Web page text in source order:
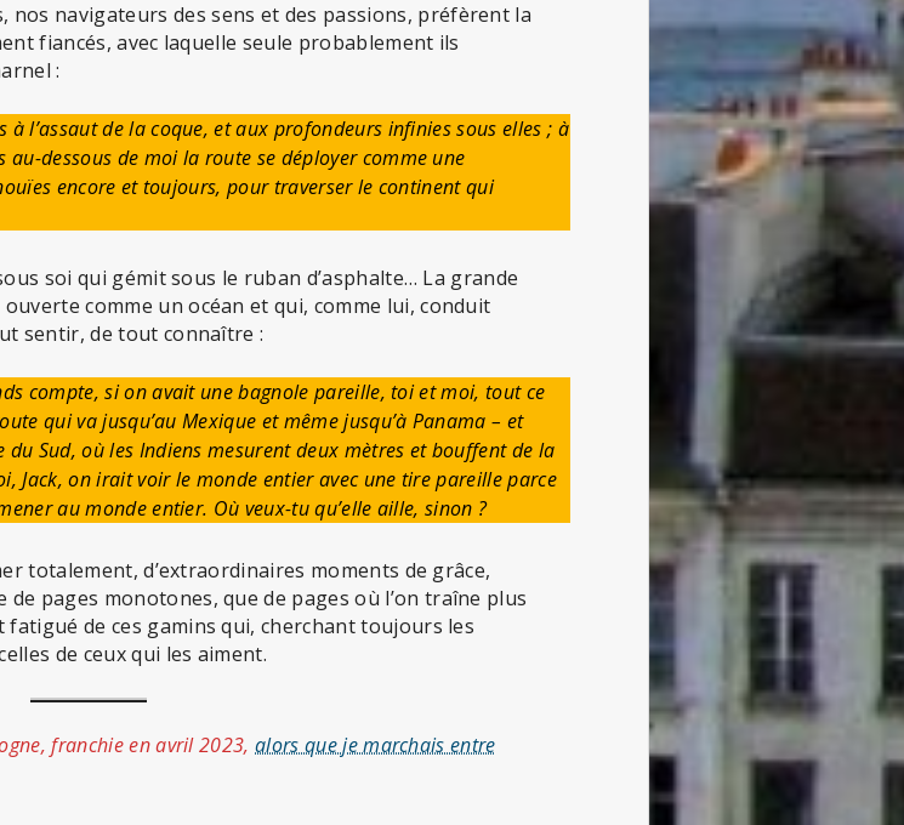
nos navigateurs des sens et des passions, préfèrent la
fiancés, avec laquelle seule probablement ils
:
à l’assaut de la coque, et aux profondeurs infinies sous elles ; à
dessous de moi la route se déployer comme une
encore et toujours, pour traverser le continent qui
soi qui gémit sous le ruban d’asphalte… La grande
comme un océan et qui, comme lui, conduit
sentir, de tout connaître :
compte, si on avait une bagnole pareille, toi et moi, tout ce
qui va jusqu’au Mexique et même jusqu’à Panama – et
du Sud, où les Indiens mesurent deux mètres et bouffent de la
Jack, on irait voir le monde entier avec une tire pareille parce
au monde entier. Où veux-tu qu’elle aille, sinon ?
totalement, d’extraordinaires moments de grâce,
pages monotones, que de pages où l’on traîne plus
fatigué de ces gamins qui, cherchant toujours les
de ceux qui les aiment.
franchie en avril 2023,alors que je marchais entre